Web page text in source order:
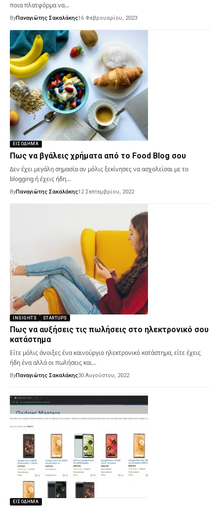
ποια πλατφόρμα να…
ByΠαναγιώτης Σακαλάκης16 Φεβρουαρίου, 2023
ΕΙΣΌΔΗΜΑ
Πως να βγάλεις χρήματα από το Food Blog σου
Δεν έχει μεγάλη σημασία αν μόλις ξεκίνησες να ασχολείσαι με το
blogging ή έχεις ήδη…
ByΠαναγιώτης Σακαλάκης12 Σεπτεμβρίου, 2022
INSIGHTS STARTUPS
Πως να αυξήσεις τις πωλήσεις στο ηλεκτρονικό σου
κατάστημα
Είτε μόλις άνοιξες ένα καινούργιο ηλεκτρονικό κατάστημα, είτε έχεις
ήδη ένα αλλά οι πωλήσεις και…
ByΠαναγιώτης Σακαλάκης30 Αυγούστου, 2022
ΕΙΣΌΔΗΜΑ